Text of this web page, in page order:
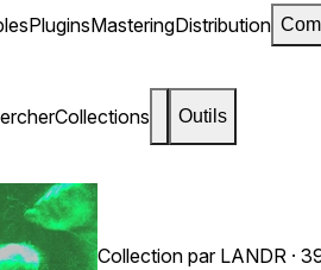
PluginsMasteringDistribution
Collections Outils
Collection par LANDR ·